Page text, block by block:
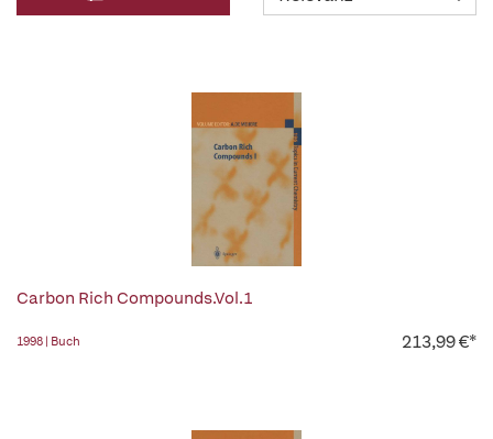
Carbon Rich Compounds.Vol.1
1998 | Buch 213,99 €*